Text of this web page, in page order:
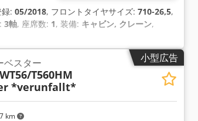
: 05/2018, フロントタイヤサイズ: 710-26,5,
3軸, 座席数: 1, 装備: キャビン, クレーン,
小型広告
km
ベスター
WT56/T560HM
*verunfallt*